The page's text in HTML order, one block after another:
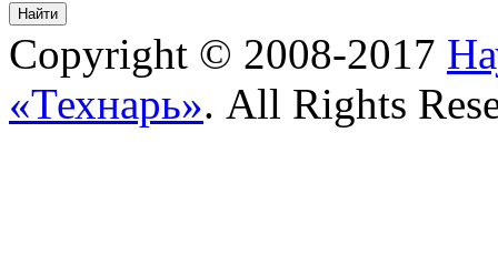
Copyright © 2008-2017
«Технарь». All Rights